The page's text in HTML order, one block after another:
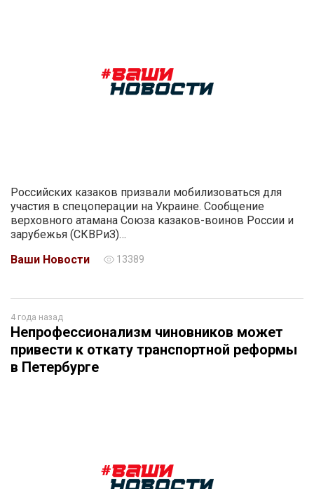
Российских казаков призвали мобилизоваться для
участия в спецоперации на Украине. Сообщение
верховного атамана Союза казаков-воинов России и
зарубежья (СКВРиЗ)…
Ваши Новости
13389
4 года назад
Непрофессионализм чиновников может
привести к откату транспортной реформы
в Петербурге